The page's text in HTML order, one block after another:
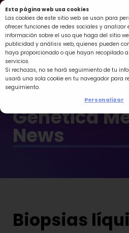
Esta página web usa cookies
Las cookies de este sitio web se usan para
ofrecer funciones de redes sociales y
información sobre el uso que haga del sitio
publicidad y análisis web, quienes pueden
haya proporcionado o que hayan recopilado
servicios.
Si rechazas, no se hará seguimiento de tu
usará una sola cookie en tu navegador para
seguimiento.
Personalizar
Ir
al
contenido
Genética
News
Biopsias